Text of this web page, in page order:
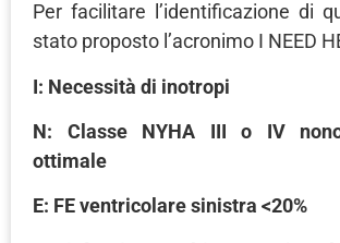
Per facilitare l’identificazione di
stato proposto l’acronimo I NEED
I: Necessità di inotropi
N: Classe NYHA III o IV
ottimale
E: FE ventricolare sinistra <20%